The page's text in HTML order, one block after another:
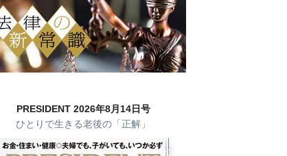
PRESIDENT 2026年8月14日号
ひとりで生きる老後の「正解」